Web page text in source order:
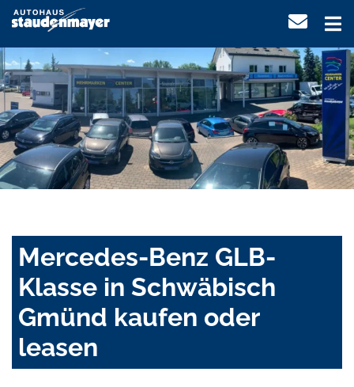
Mercedes-Benz GLB-
Klasse in Schwäbisch
Gmünd kaufen oder
leasen